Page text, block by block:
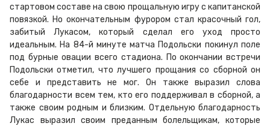
стартовом составе на свою прощальную игру с капитанской
повязкой. Но окончательным фурором стал красочный гол,
забитый Лукасом, который сделал его уход просто
идеальным. На 84-й минуте матча Подольски покинул поле
под бурные овации всего стадиона. По окончании встречи
Подольски отметил, что лучшего прощания со сборной он
себе и представить не мог. Он также выразил слова
благодарности всем тем, кто его поддерживал в сборной, а
также своим родным и близким. Отдельную благодарность
Лукас выразил своим преданным болельщикам, которые